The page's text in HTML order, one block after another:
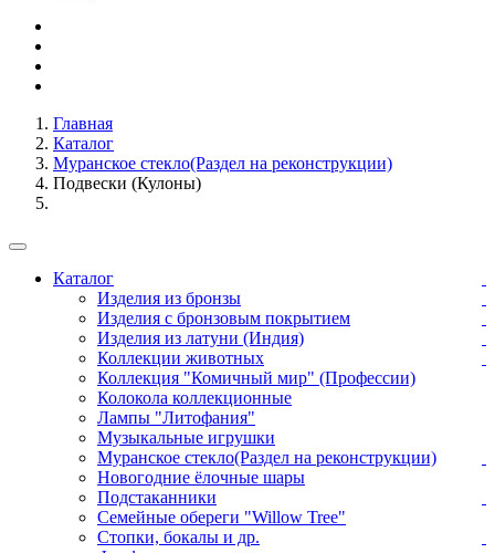
Главная
Каталог
Муранское стекло(Раздел на реконструкции)
Подвески (Кулоны)
Каталог
Изделия из бронзы
Изделия с бронзовым покрытием
Изделия из латуни (Индия)
Коллекции животных
Коллекция "Комичный мир" (Профессии)
Колокола коллекционные
Лампы "Литофания"
Музыкальные игрушки
Муранское стекло(Раздел на реконструкции)
Новогодние ёлочные шары
Подстаканники
Семейные обереги "Willow Tree"
Стопки, бокалы и др.